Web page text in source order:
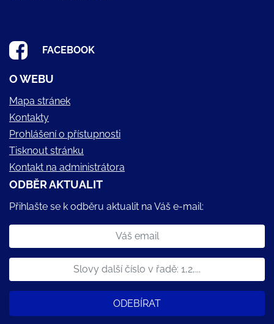
FACEBOOK
O WEBU
Mapa stránek
Kontakty
Prohlášení o přístupnosti
Tisknout stránku
Kontakt na administrátora
ODBĚR AKTUALIT
Přihlašte se k odběru aktualit na Váš e-mail:
ODEBÍRAT